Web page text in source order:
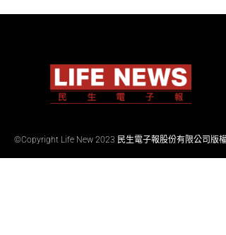
©Copyright Life New 2023 民生電子報股份有限公司版